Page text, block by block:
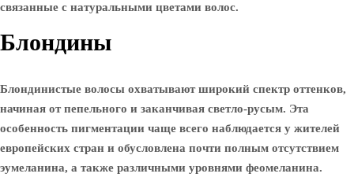
связанные с натуральными цветами волос.
Блондины
Блондинистые волосы охватывают широкий спектр оттенков,
начиная от пепельного и заканчивая светло-русым. Эта
особенность пигментации чаще всего наблюдается у жителей
европейских стран и обусловлена почти полным отсутствием
эумеланина, а также различными уровнями феомеланина.